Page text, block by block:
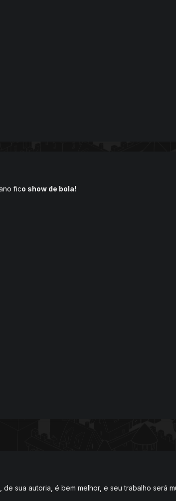
fico show de bola!
sua autoria, é bem melhor, e seu trabalho será